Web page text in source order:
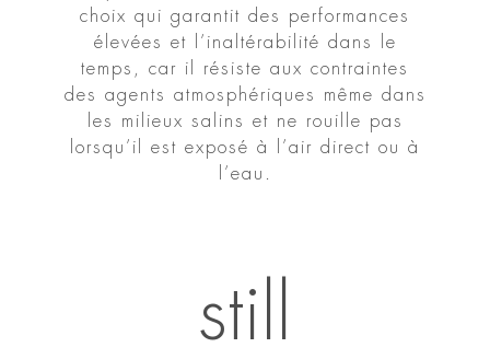
choix qui garantit des performances
élevées et l’inaltérabilité dans le
temps, car il résiste aux contraintes
des agents atmosphériques même dans
les milieux salins et ne rouille pas
lorsqu’il est exposé à l’air direct ou à
l’eau.
still